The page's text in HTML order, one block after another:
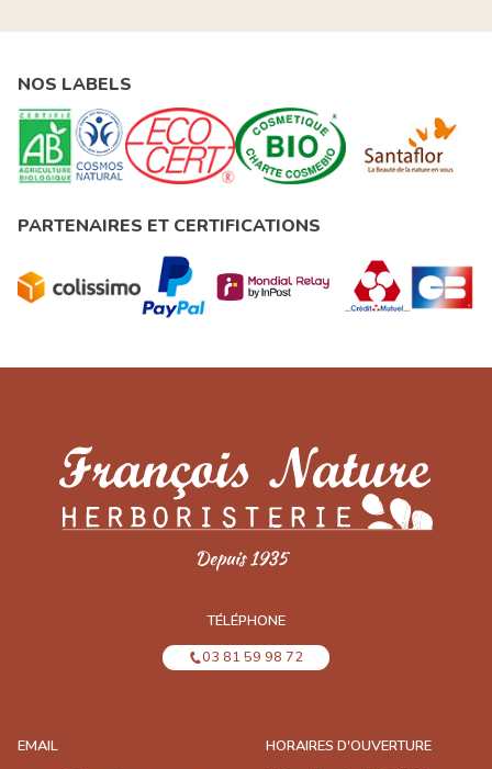
NOS LABELS
PARTENAIRES ET CERTIFICATIONS
TÉLÉPHONE
03 81 59 98 72
EMAIL
HORAIRES D'OUVERTURE